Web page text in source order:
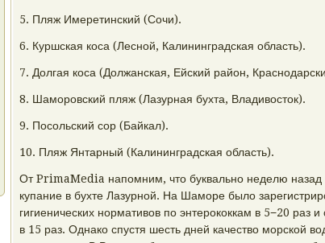
5. Пляж Имеретинский (Сочи).
6. Куршская коса (Лесной, Калининградская область).
7. Долгая коса (Должанская, Ейский район,
8. Шаморовский пляж (Лазурная бухта, Владивосток).
9. Посольский сор (Байкал).
10. Пляж Янтарный (Калининградская область).
От PrimaMedia напомним, что буквально неделю назад
купание в бухте Лазурной. На Шаморе было
гигиенических нормативов по энтерококкам в 5−20
в 15 раз. Однако спустя шесть дней качество морской